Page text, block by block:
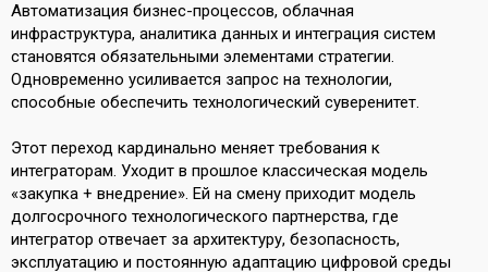
Автоматизация бизнес-процессов, облачная
инфраструктура, аналитика данных и интеграция систем
становятся обязательными элементами стратегии.
Одновременно усиливается запрос на технологии,
способные обеспечить технологический суверенитет.
Этот переход кардинально меняет требования к
интеграторам. Уходит в прошлое классическая модель
«закупка + внедрение». Ей на смену приходит модель
долгосрочного технологического партнерства, где
интегратор отвечает за архитектуру, безопасность,
эксплуатацию и постоянную адаптацию цифровой среды